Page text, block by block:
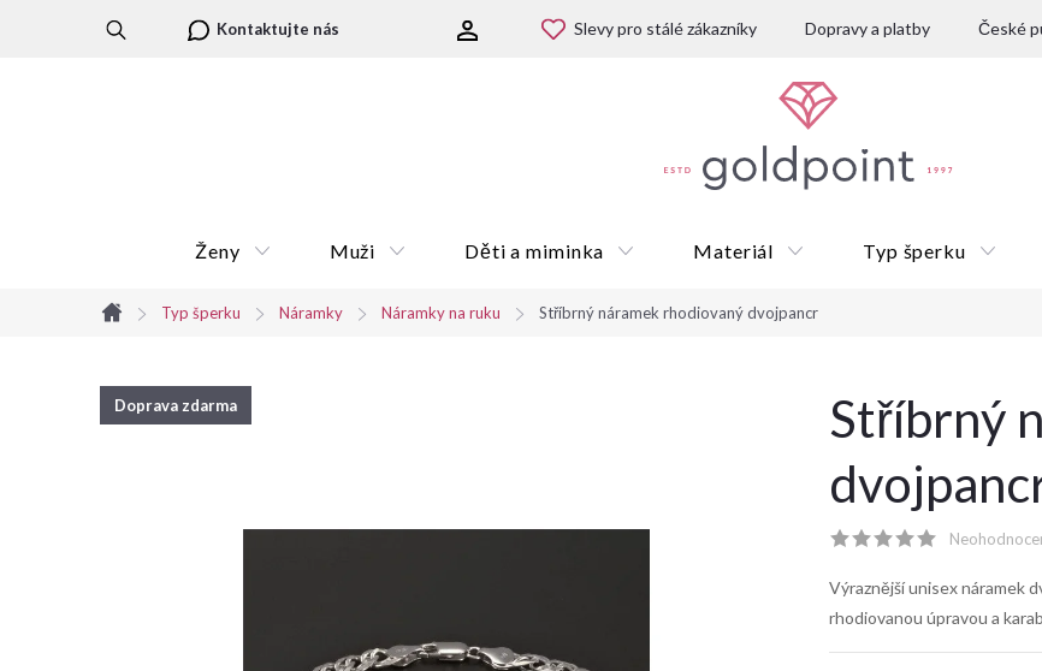
Kontaktujte nás Slevy pro stálé zákazníky Dopravy a platby České
Ženy
Muži Děti a miminka Materiál Typ šperku
Dárkové poukazy
Domů
Typ šperku Náramky Náramky na ruku Stříbrný náramek rhodiovaný dvojpancr
Doprava zdarma
Stříbrný
Výraznější unisex náramek
rhodiovanou úpravou a